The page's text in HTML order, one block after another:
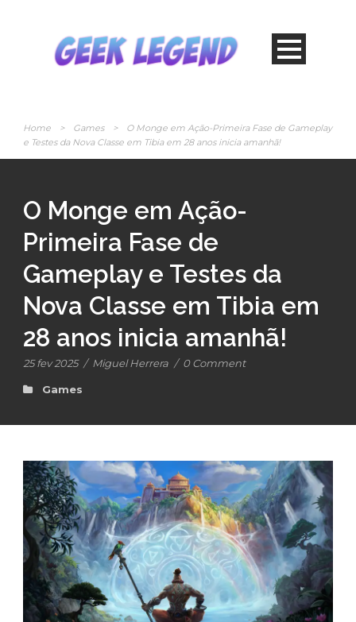
Home > Games >
O Monge em Ação-Primeira Fase de Gameplay
e Testes da Nova Classe em Tibia em 28 anos inicia amanhã!
O Monge em Ação-
Primeira Fase de
Gameplay e Testes da
Nova Classe em Tibia em
28 anos inicia amanhã!
25 fev 2025 / Miguel Herrera / 0 Comment
Games